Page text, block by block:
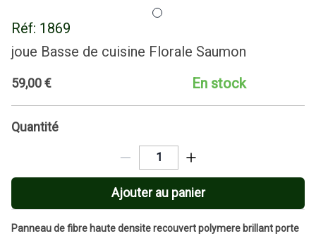
Réf: 1869
joue Basse de cuisine Florale Saumon
59,00€ En stock
Quantité
Ajouter au panier
Panneau de fibre haute densite recouvert polymere brillant porte